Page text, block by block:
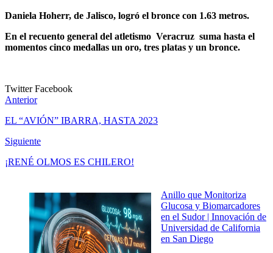
Daniela Hoherr, de Jalisco, logró el bronce con 1.63 metros.
En el recuento general del atletismo Veracruz suma hasta el
momentos cinco medallas un oro, tres platas y un bronce.
TwitterFacebook
Anterior
EL “AVIÓN” IBARRA, HASTA 2023
Siguiente
¡RENÉ OLMOS ES CHILERO!
Anillo que Monitoriza
Glucosa y Biomarcadores
en el Sudor | Innovación de
Universidad de California
en San Diego